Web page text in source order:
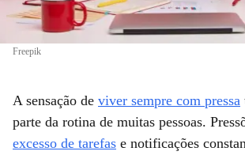
Freepik
A sensação de viver sempre com pressa
parte da rotina de muitas pessoas.
excesso de tarefas e notificações